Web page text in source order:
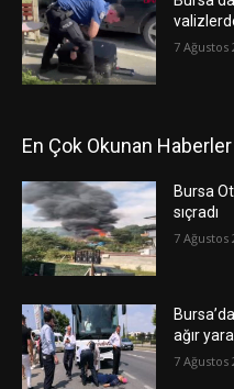
7 Ağustos
En Çok Okunan Haberler
Bursa
sıçradı
7 Ağustos
ağır
7 Ağustos